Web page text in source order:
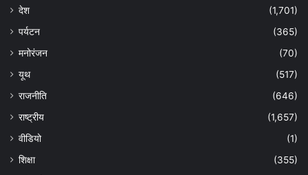
देश
(1,701)
पर्यटन
(365)
मनोरंजन
(70)
यूथ
(517)
राजनीति
(646)
राष्ट्रीय
(1,657)
वीडियो
(1)
शिक्षा
(355)